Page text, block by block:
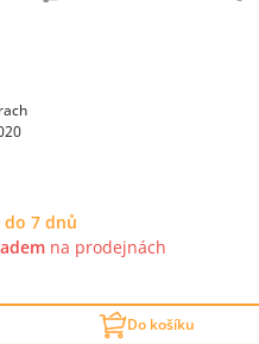
do 7 dnů
na prodejnách
Do košíku